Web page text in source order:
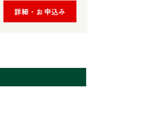
詳細・お申込み